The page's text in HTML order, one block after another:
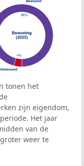
tonen het
zijn eigendom,
Het jaar
van de
weer te